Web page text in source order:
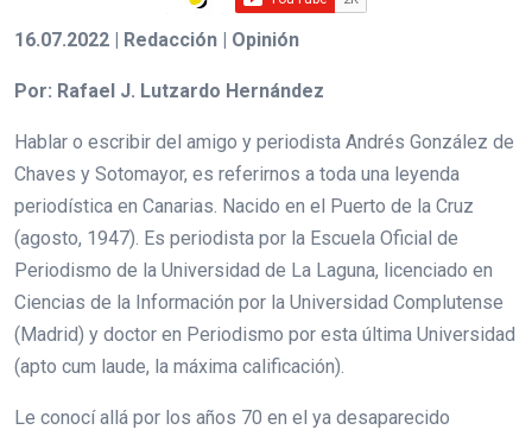
16.07.2022 | Redacción | Opinión
Por: Rafael J. Lutzardo Hernández
Hablar o escribir del amigo y periodista Andrés González de
Chaves y Sotomayor, es referirnos a toda una leyenda
periodística en Canarias. Nacido en el Puerto de la Cruz
(agosto, 1947). Es periodista por la Escuela Oficial de
Periodismo de la Universidad de La Laguna, licenciado en
Ciencias de la Información por la Universidad Complutense
(Madrid) y doctor en Periodismo por esta última Universidad
(apto cum laude, la máxima calificación).
Le conocí allá por los años 70 en el ya desaparecido